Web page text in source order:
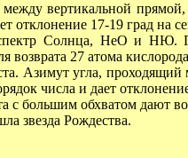
вертикальной прямой,
отклонение 17-19 град на
Солнца, НеО и НЮ.
возврата 27 атома
Азимут угла,
числа и дает
с большим обхватом дают
звезда Рождества.